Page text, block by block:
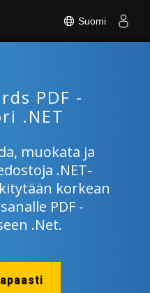
Suomi
PDF -
.NET
muokata ja
.NET-
korkean
PDF -
.Net.